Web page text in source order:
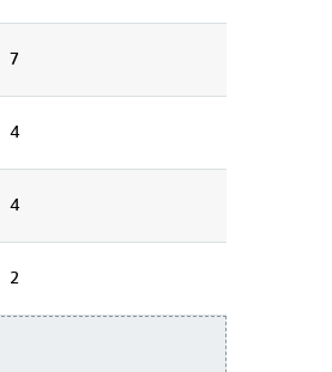
7
4
4
2